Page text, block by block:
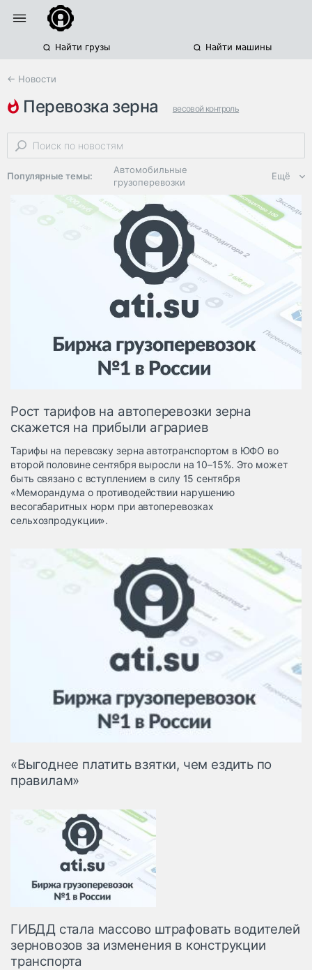
Найти грузы Найти машины
← Новости
перевозка зерна весовой контроль
автомобильные грузоперевозки юфо
Популярные темы:
Автомобильные
грузоперевозки
Региональная
логистика
ЭДО, ИТ в
логистике
Дороги,
инфраструктура
Логистика, грузы
Негабаритные и
опасные грузы
Безопасность и
Таможня и ВЭД
грузовые
терминалы
Коммерческий
транспорт
запчасти, шины
Топливо, масла и
автохимия
Дзен
Ещё
Рост тарифов на автоперевозки зерна
скажется на прибыли аграриев
Тарифы на перевозку зерна автотранспортом в ЮФО во
второй половине сентября выросли на 10–15%. Это может
быть связано с вступлением в силу 15 сентября
«Меморандума о противодействии нарушению
весогабаритных норм при автоперевозках
сельхозпродукции».
«Выгоднее платить взятки, чем ездить по
правилам»
ГИБДД стала массово штрафовать водителей
зерновозов за изменения в конструкции
транспорта